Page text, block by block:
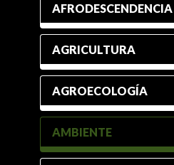
AFRODESCENDENCIA
AGRICULTURA
AGROECOLOGÍA
AMBIENTE